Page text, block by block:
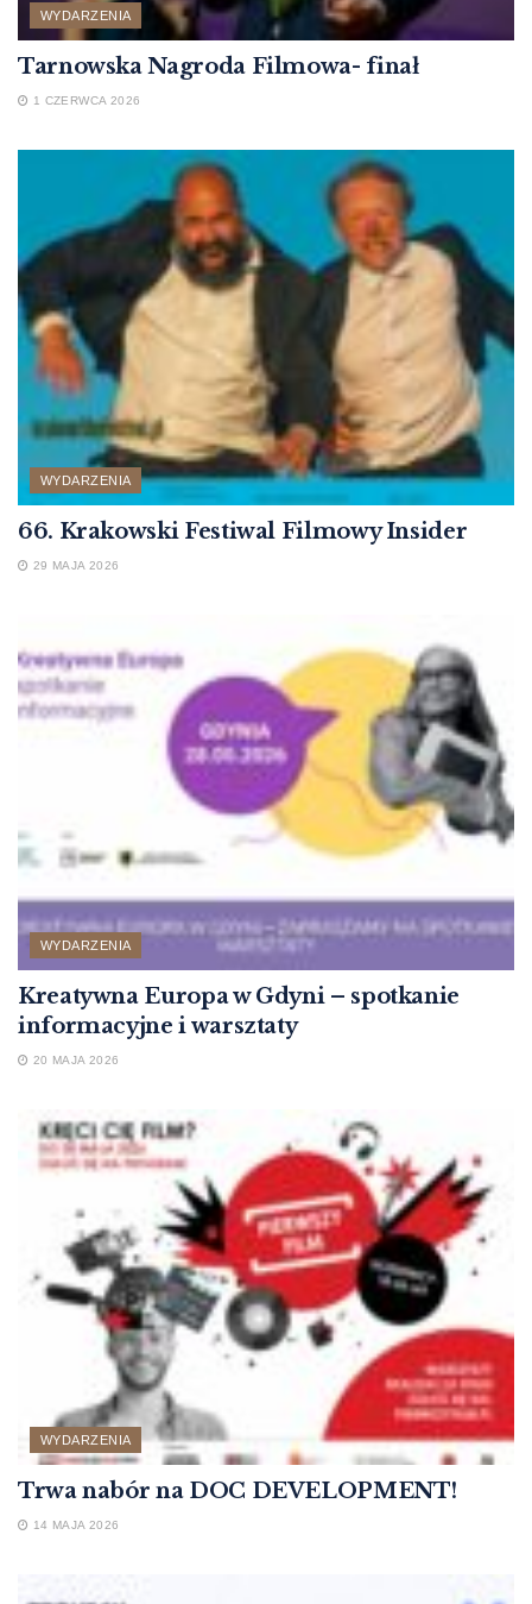
WYDARZENIA
Tarnowska Nagroda Filmowa- finał
1 CZERWCA 2026
WYDARZENIA
66. Krakowski Festiwal Filmowy Insider
29 MAJA 2026
WYDARZENIA
Kreatywna Europa w Gdyni – spotkanie
informacyjne i warsztaty
20 MAJA 2026
WYDARZENIA
Trwa nabór na DOC DEVELOPMENT!
14 MAJA 2026